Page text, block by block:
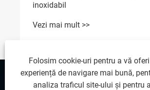
inoxidabil
Vezi mai mult >>
Despre noi
Folosim cookie-uri pentru a vă
experiență de navigare mai bună,
analiza traficul site-ului și pentru a